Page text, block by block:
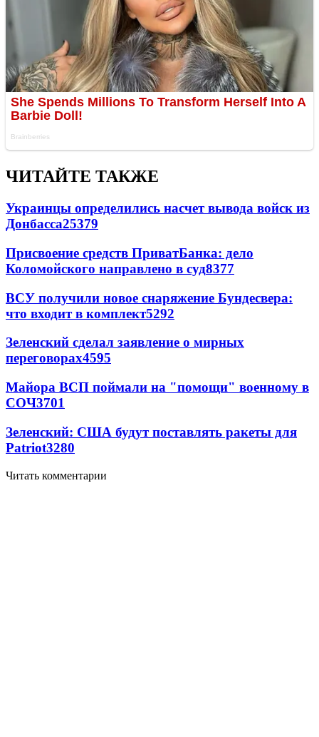
ЧИТАЙТЕ ТАКЖЕ
Украинцы определились насчет вывода войск из
Донбасса25379
Присвоение средств ПриватБанка: дело
Коломойского направлено в суд8377
ВСУ получили новое снаряжение Бундесвера:
что входит в комплект5292
Зеленский сделал заявление о мирных
переговорах4595
Майора ВСП поймали на "помощи" военному в
СОЧ3701
Зеленский: США будут поставлять ракеты для
Patriot3280
Читать комментарии